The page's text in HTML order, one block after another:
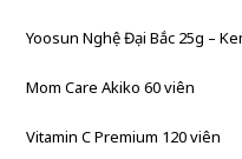
Yoosun Nghệ Đại Bắc 25g –
Mom Care Akiko 60 viên
Vitamin C Premium 120 viên